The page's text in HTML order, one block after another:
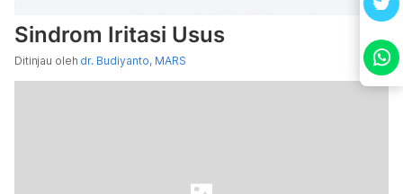
Sindrom Iritasi Usus
Ditinjau oleh dr. Budiyanto, MARS